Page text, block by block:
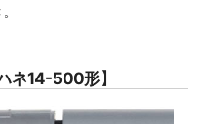
ネ14-500形】